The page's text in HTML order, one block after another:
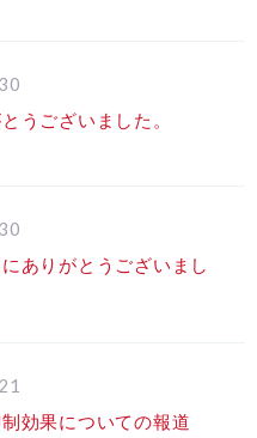
うございました。
ありがとうございまし
効果についての報道